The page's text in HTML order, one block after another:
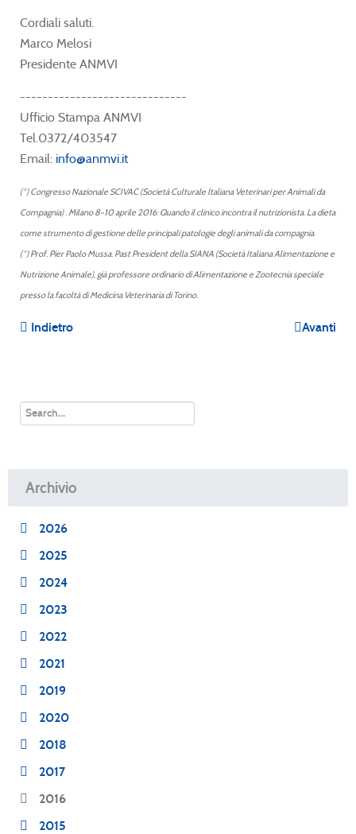
Cordiali saluti.
Marco Melosi
Presidente ANMVI
------------------------------
Ufficio Stampa ANMVI
Tel.0372/403547
Email: info@anmvi.it
(*) Congresso Nazionale SCIVAC (Società Culturale Italiana Veterinari per Animali da
Compagnia) . Milano 8-10 aprile 2016: Quando il clinico incontra il nutrizionista. La dieta
come strumento di gestione delle principali patologie degli animali da compagnia.
(*) Prof. Pier Paolo Mussa. Past President della SIANA (Società Italiana Alimentazione e
Nutrizione Animale), già professore ordinario di Alimentazione e Zootecnia speciale
presso la facoltà di Medicina Veterinaria di Torino.
Indietro Avanti
Archivio
2026
2025
2024
2023
2022
2021
2019
2020
2018
2017
2016
2015